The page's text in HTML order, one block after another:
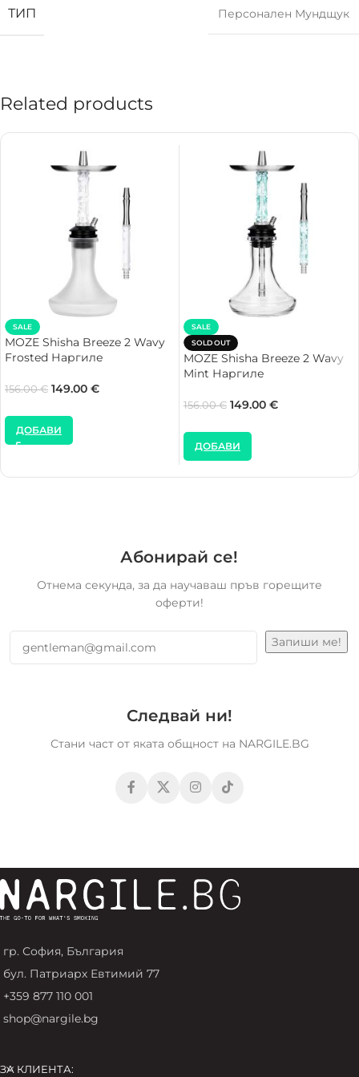
ТИП Персонален Мундщук
Related products
SALE
MOZE Shisha Breeze 2 Wavy
Frosted Наргиле
156.00€ 149.00 €
ДОБАВИ
SALE
SOLD OUT
MOZE Shisha Breeze 2 Wavy
Mint Наргиле
156.00€ 149.00 €
ДОБАВИ
Абонирай се!
Отнема секунда, за да научаваш пръв горещите
оферти!
Следвай ни!
Стани част от яката общност на NARGILE.BG
гр. София, България
бул. Патриарх Евтимий 77
+359 877 110 001
shop@nargile.bg
ЗА КЛИЕНТА: